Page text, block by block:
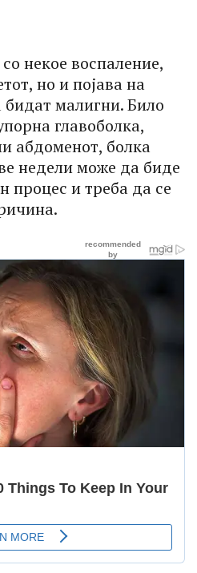
некое воспаление,
но и појава на
малигни. Било
главоболка,
абдоменот, болка
недели може да биде
процес и треба да се